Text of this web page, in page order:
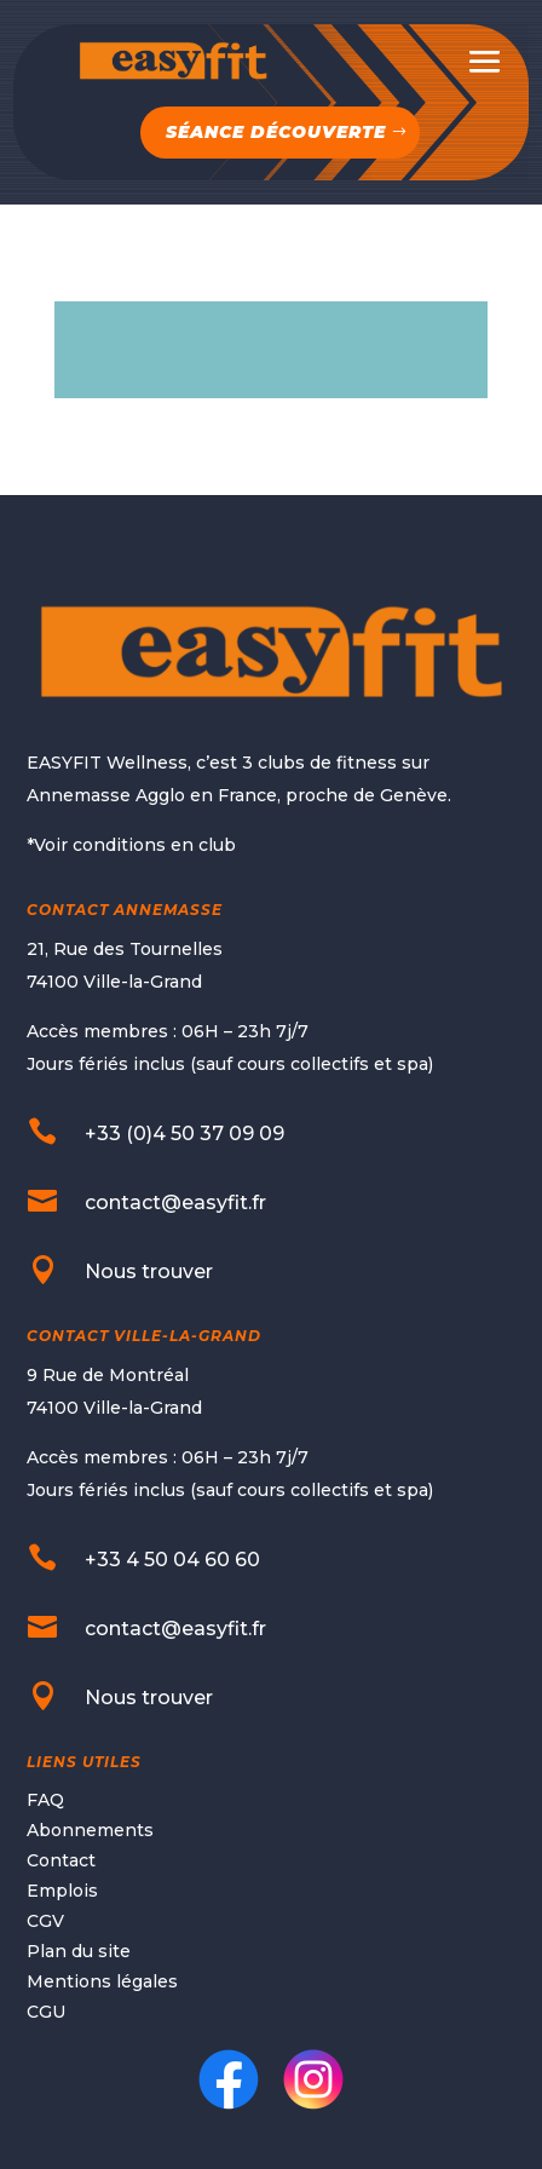
SÉANCE DÉCOUVERTE
EASYFIT Wellness, c’est 3 clubs de fitness sur
Annemasse Agglo en France, proche de Genève.
*Voir conditions en club
CONTACT ANNEMASSE
21, Rue des Tournelles
74100 Ville-la-Grand
Accès membres : 06H – 23h 7j/7
Jours fériés inclus (sauf cours collectifs et spa)
 +33 (0)4 50 37 09 09
 contact@easyfit.fr
 Nous trouver
CONTACT VILLE-LA-GRAND
9 Rue de Montréal
74100 Ville-la-Grand
Accès membres : 06H – 23h 7j/7
Jours fériés inclus (sauf cours collectifs et spa)
 +33 4 50 04 60 60
 contact@easyfit.fr
 Nous trouver
LIENS UTILES
FAQ
Abonnements
Contact
Emplois
CGV
Plan du site
Mentions légales
CGU